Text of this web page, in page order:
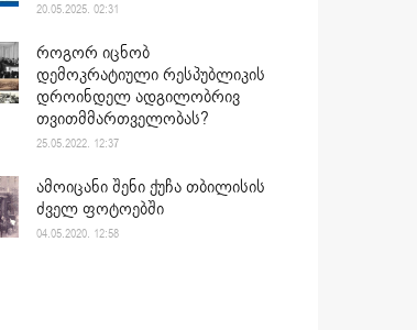
20.05.2025. 02:31
როგორ იცნობ
დემოკრატიული რესპუბლიკის
დროინდელ ადგილობრივ
თვითმმართველობას?
25.05.2022. 12:37
ამოიცანი შენი ქუჩა თბილისის
ძველ ფოტოებში
04.05.2020. 12:58